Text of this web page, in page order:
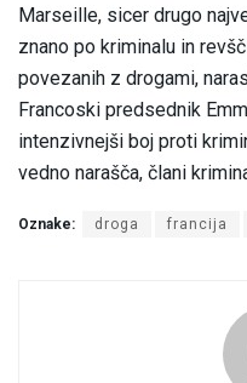
Marseille, sicer drugo
znano po kriminalu in
povezanih z drogami,
Francoski predsednik
intenzivnejši boj proti
vedno narašča, člani
Oznake: droga francija